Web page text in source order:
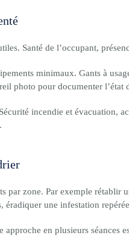
Santé de l’occupant,
minimaux. Gants à
photo pour documenter l’état
incendie et évacuation,
par zone. Par exemple rétablir
éradiquer une infestation
approche en plusieurs séances